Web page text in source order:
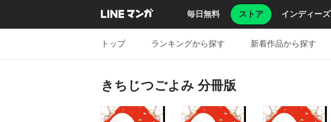
毎日無料 ストア インディーズ
トップ ランキングから探す 新着作品から探す
きちじつごよみ 分冊版